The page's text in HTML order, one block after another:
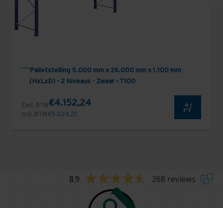
Palletstelling 5.000 mm x 26.000 mm x 1.100 mm
(HxLxD) - 2 Niveaus - Zwaar - T100
Excl. BTW€4.152,24
Incl. BTW€5.024,21
8.9 268 reviews